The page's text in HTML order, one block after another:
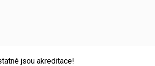
jsou akreditace!